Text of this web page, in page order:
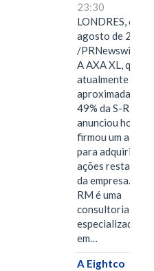
23:30
LONDRES, 6 de
agosto de 2026
/PRNewswire/ --
A AXA XL, que
atualmente
49% da S-RM,
anunciou hoje
firmou um
para adquirir as
ações restantes
da empresa. A S-
RM é uma
consultoria
especializada
em…
A Eightco